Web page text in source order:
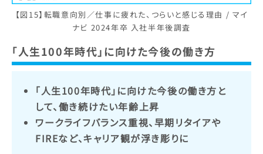
【図15】転職意向別／仕事に疲れた、つらいと感じる理由 / マイ
ナビ 2024年卒 入社半年後調査
「人生100年時代」に向けた今後の働き方
「人生100年時代」に向けた今後の働き方と
して、働き続けたい年齢上昇
ワークライフバランス重視、早期リタイアや
FIREなど、キャリア観が浮き彫りに